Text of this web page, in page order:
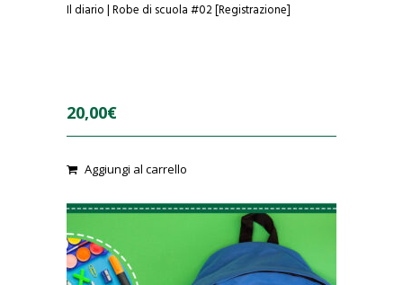
Il diario | Robe di scuola #02 [Registrazione]
20,00€
0
o
o
f
Aggiungi al carrello